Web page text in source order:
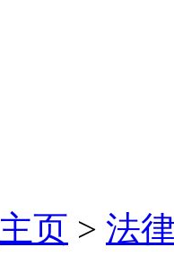
主页 > 法